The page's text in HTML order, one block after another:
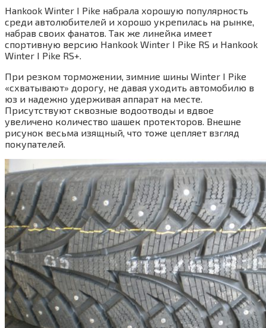
Hankook Winter I Pike набрала хорошую популярность
среди автолюбителей и хорошо укрепилась на рынке,
набрав своих фанатов. Так же линейка имеет
спортивную версию Hankook Winter I Pike RS и Hankook
Winter I Pike RS+.
При резком торможении, зимние шины Winter I Pike
«схватывают» дорогу, не давая уходить автомобилю в
юз и надежно удерживая аппарат на месте.
Присутствуют сквозные водоотводы и вдвое
увеличено количество шашек протекторов. Внешне
рисунок весьма изящный, что тоже цепляет взгляд
покупателей.